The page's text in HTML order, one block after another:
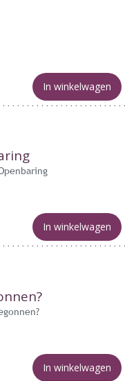
In winkelwagen
In winkelwagen
In winkelwagen